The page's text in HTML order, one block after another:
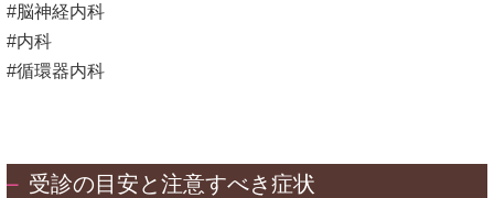
#脳神経内科
#内科
#循環器内科
受診の目安と注意すべき症状